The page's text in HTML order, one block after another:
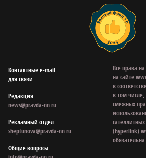
Контактные e‑mail
для связи:
Редакция:
news@pravda-nn.ru
Рекламный отдел:
sheptunova@pravda-nn.ru
Общие вопросы:
Все права
на сайте
в
в том
смежных
(hyperlink)
обязательна.